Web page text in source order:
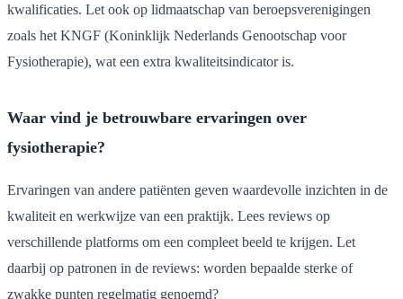
kwalificaties. Let ook op lidmaatschap van beroepsverenigingen
zoals het KNGF (Koninklijk Nederlands Genootschap voor
Fysiotherapie), wat een extra kwaliteitsindicator is.
Waar vind je betrouwbare ervaringen over
fysiotherapie?
Ervaringen van andere patiënten geven waardevolle inzichten in de
kwaliteit en werkwijze van een praktijk. Lees reviews op
verschillende platforms om een compleet beeld te krijgen. Let
daarbij op patronen in de reviews: worden bepaalde sterke of
zwakke punten regelmatig genoemd?